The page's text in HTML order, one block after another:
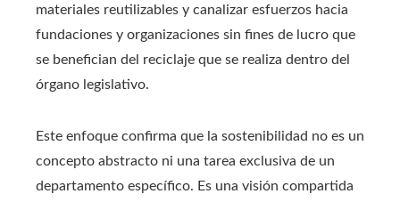
materiales reutilizables y canalizar esfuerzos hacia
fundaciones y organizaciones sin fines de lucro que
se benefician del reciclaje que se realiza dentro del
órgano legislativo.
Este enfoque confirma que la sostenibilidad no es un
concepto abstracto ni una tarea exclusiva de un
departamento específico. Es una visión compartida